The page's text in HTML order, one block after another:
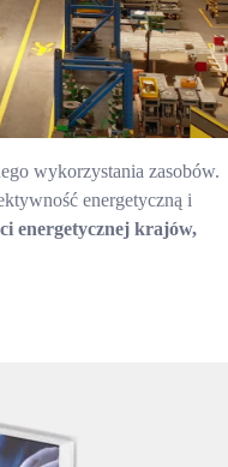
wykorzystania zasobów.
energetyczną i
energetycznej krajów,